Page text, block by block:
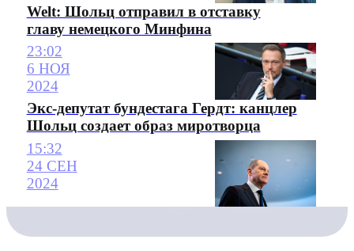
Welt: Шольц отправил в отставку
главу немецкого Минфина
23:02
6 НОЯ
2024
Экс-депутат бундестага Гердт: канцлер
Шольц создает образ миротворца
15:32
24 СЕН
2024